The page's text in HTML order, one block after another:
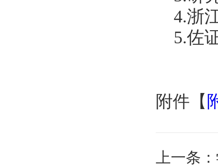
4.浙
5.佐
附件【
上一条：